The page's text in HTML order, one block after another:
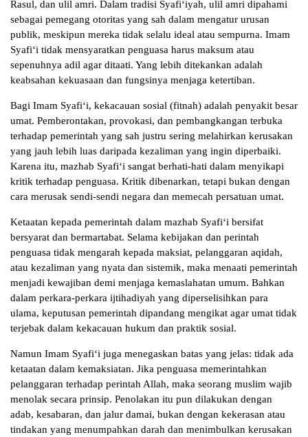
Rasul, dan ulil amri. Dalam tradisi Syafi‘iyah, ulil amri dipahami
sebagai pemegang otoritas yang sah dalam mengatur urusan
publik, meskipun mereka tidak selalu ideal atau sempurna. Imam
Syafi‘i tidak mensyaratkan penguasa harus maksum atau
sepenuhnya adil agar ditaati. Yang lebih ditekankan adalah
keabsahan kekuasaan dan fungsinya menjaga ketertiban.
Bagi Imam Syafi‘i, kekacauan sosial (fitnah) adalah penyakit besar
umat. Pemberontakan, provokasi, dan pembangkangan terbuka
terhadap pemerintah yang sah justru sering melahirkan kerusakan
yang jauh lebih luas daripada kezaliman yang ingin diperbaiki.
Karena itu, mazhab Syafi‘i sangat berhati-hati dalam menyikapi
kritik terhadap penguasa. Kritik dibenarkan, tetapi bukan dengan
cara merusak sendi-sendi negara dan memecah persatuan umat.
Ketaatan kepada pemerintah dalam mazhab Syafi‘i bersifat
bersyarat dan bermartabat. Selama kebijakan dan perintah
penguasa tidak mengarah kepada maksiat, pelanggaran aqidah,
atau kezaliman yang nyata dan sistemik, maka menaati pemerintah
menjadi kewajiban demi menjaga kemaslahatan umum. Bahkan
dalam perkara-perkara ijtihadiyah yang diperselisihkan para
ulama, keputusan pemerintah dipandang mengikat agar umat tidak
terjebak dalam kekacauan hukum dan praktik sosial.
Namun Imam Syafi‘i juga menegaskan batas yang jelas: tidak ada
ketaatan dalam kemaksiatan. Jika penguasa memerintahkan
pelanggaran terhadap perintah Allah, maka seorang muslim wajib
menolak secara prinsip. Penolakan itu pun dilakukan dengan
adab, kesabaran, dan jalur damai, bukan dengan kekerasan atau
tindakan yang menumpahkan darah dan menimbulkan kerusakan